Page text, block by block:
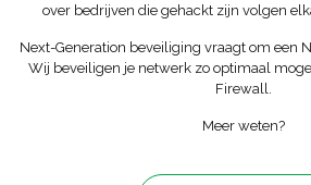
over bedrijven die gehackt zijn volgen
Next-Generation beveiliging vraagt om een
Wij beveiligen je netwerk zo optimaal
Firewall.
Meer weten?